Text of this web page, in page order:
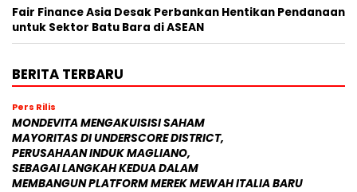
Fair Finance Asia Desak Perbankan Hentikan Pendanaan
untuk Sektor Batu Bara di ASEAN
BERITA TERBARU
Pers Rilis
MONDEVITA MENGAKUISISI SAHAM
MAYORITAS DI UNDERSCORE DISTRICT,
PERUSAHAAN INDUK MAGLIANO,
SEBAGAI LANGKAH KEDUA DALAM
MEMBANGUN PLATFORM MEREK MEWAH ITALIA BARU